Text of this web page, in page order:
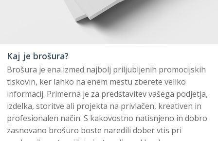
Kaj je brošura?
Brošura je ena izmed najbolj priljubljenih promocijskih
tiskovin, ker lahko na enem mestu zberete veliko
informacij. Primerna je za predstavitev vašega podjetja,
izdelka, storitve ali projekta na privlačen, kreativen in
profesionalen način. S kakovostno natisnjeno in dobro
zasnovano brošuro boste naredili dober vtis pri